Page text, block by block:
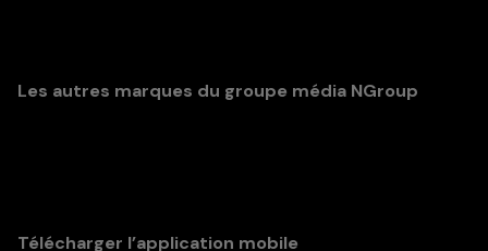
Les autres marques du groupe média NGroup
Télécharger l’application mobile